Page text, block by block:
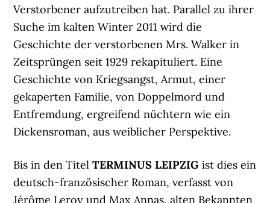
Verstorbener aufzutreiben hat. Parallel zu ihrer
Suche im kalten Winter 2011 wird die
Geschichte der verstorbenen Mrs. Walker in
Zeitsprüngen seit 1929 rekapituliert. Eine
Geschichte von Kriegsangst, Armut, einer
gekaperten Familie, von Doppelmord und
Entfremdung, ergreifend nüchtern wie ein
Dickensroman, aus weiblicher Perspektive.
Bis in den TitelTERMINUS LEIPZIGist dies ein
deutsch-französischer Roman, verfasst von
Jérôme Leroy und Max Annas, alten Bekannten